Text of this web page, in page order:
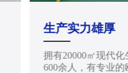
生产实力雄厚
拥有20000㎡现代
600余人，有专业